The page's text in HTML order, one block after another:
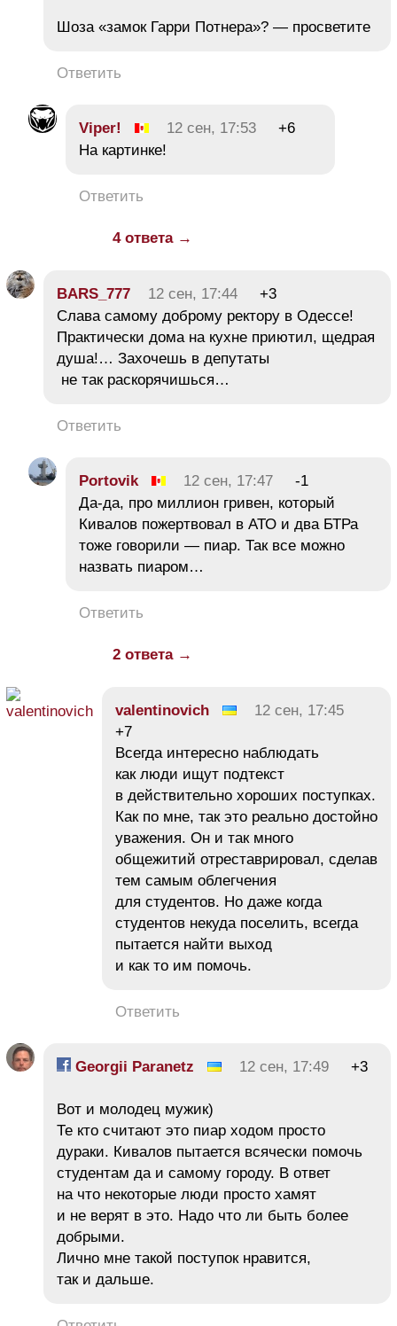
Шоза «замок Гарри Потнера»? — просветите
Ответить
Viper! 12 сен, 17:53
+6
На картинке!
Ответить
4 ответа →
BARS_777 12 сен, 17:44
+3
Слава самому доброму ректору в Одессе!
Практически дома на кухне приютил, щедрая
душа!… Захочешь в депутаты
не так раскорячишься…
Ответить
Portovik 12 сен, 17:47
-1
Да-да, про миллион гривен, который
Кивалов пожертвовал в АТО и два БТРа
тоже говорили — пиар. Так все можно
назвать пиаром…
Ответить
2 ответа →
valentinovich
12 сен, 17:45
+7
Всегда интересно наблюдать
как люди ищут подтекст
в действительно хороших поступках.
Как по мне, так это реально достойно
уважения. Он и так много
общежитий отреставрировал, сделав
тем самым облегчения
для студентов. Но даже когда
студентов некуда поселить, всегда
пытается найти выход
и как то им помочь.
Ответить
Georgii Paranetz 12 сен, 17:49 +3
Вот и молодец мужик)
Те кто считают это пиар ходом просто
дураки. Кивалов пытается всячески помочь
студентам да и самому городу. В ответ
на что некоторые люди просто хамят
и не верят в это. Надо что ли быть более
добрыми.
Лично мне такой поступок нравится,
так и дальше.